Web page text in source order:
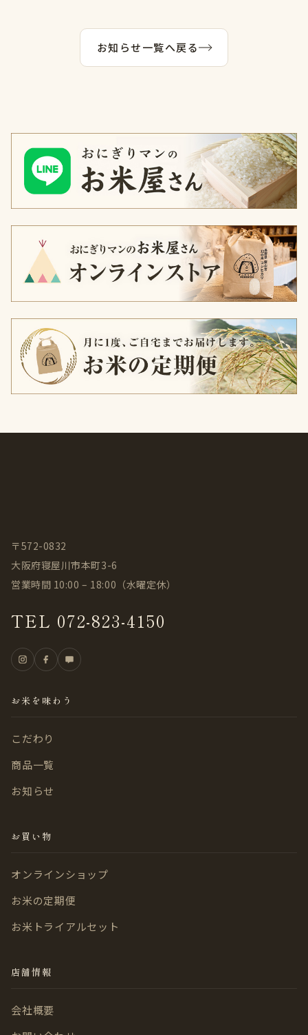
お知らせ一覧へ戻る
〒572-0832
大阪府寝屋川市本町3-6
営業時間 10:00 – 18:00（水曜定休）
TEL 072-823-4150
お米を味わう
こだわり
商品一覧
お知らせ
お買い物
オンラインショップ
お米の定期便
お米トライアルセット
店舗情報
会社概要